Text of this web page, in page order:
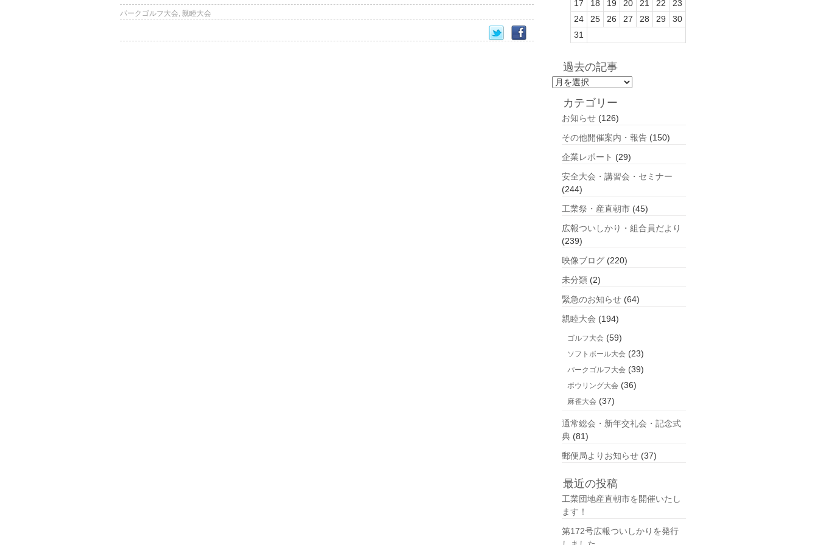
パークゴルフ大会, 親睦大会
17 18 19 20 21 22
23
24
25 26 27 28 29
30
31
過去の記事
過
カテゴリー
お知らせ (126)
その他開催案内・報告 (150)
企業レポート (29)
安全大会・講習会・セミナー
(244)
工業祭・産直朝市 (45)
広報ついしかり・組合員だより
(239)
映像ブログ (220)
未分類 (2)
緊急のお知らせ (64)
親睦大会 (194)
ゴルフ大会 (59)
ソフトボール大会 (23)
パークゴルフ大会 (39)
ボウリング大会 (36)
麻雀大会 (37)
通常総会・新年交礼会・記念式
典 (81)
郵便局よりお知らせ (37)
最近の投稿
工業団地産直朝市を開催いたし
ます！
第172号広報ついしかりを発行